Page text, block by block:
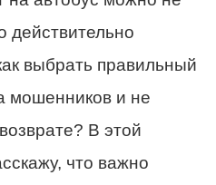
действительно
выбрать правильный
мошенников и не
В этой
что важно